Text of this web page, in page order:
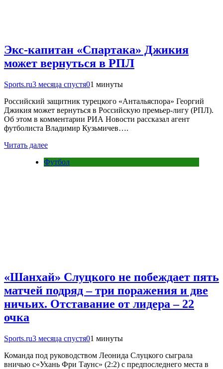
Экс-капитан «Спартака» Джикия
может вернуться в РПЛ
Sports.ru3 месяца спустя01 минуты
Российский защитник турецкого «Антальяспора» Георгий
Джикия может вернуться в Российскую премьер-лигу (РПЛ).
Об этом в комментарии РИА Новости рассказал агент
футболиста Владимир Кузьмичев….
Читать далее
Футбол
«Шанхай» Слуцкого не побеждает пять
матчей подряд – три поражения и две
ничьих. Отставание от лидера – 22
очка
Sports.ru3 месяца спустя01 минуты
Команда под руководством Леонида Слуцкого сыграла
вничью с«Ухань Фри Таунс» (2:2) с предпоследнего места в